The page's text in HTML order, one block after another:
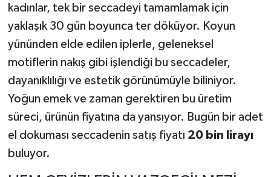
kadınlar, tek bir seccadeyi tamamlamak için
yaklaşık 30 gün boyunca ter döküyor. Koyun
yününden elde edilen iplerle, geleneksel
motiflerin nakış gibi işlendiği bu seccadeler,
dayanıklılığı ve estetik görünümüyle biliniyor.
Yoğun emek ve zaman gerektiren bu üretim
süreci, ürünün fiyatına da yansıyor. Bugün bir adet
el dokuması seccadenin satış fiyatı 20 bin lirayı
buluyor.